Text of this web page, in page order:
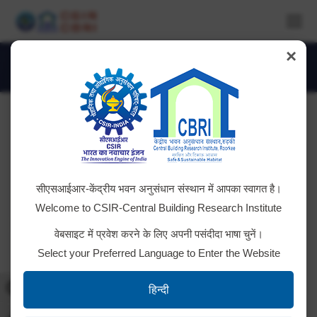
IMG_4358
You are here:
×
सीएसआईआर-केंद्रीय भवन अनुसंधान संस्थान में आपका स्वागत है।
Welcome to CSIR-Central Building Research Institute
वेबसाइट में प्रवेश करने के लिए अपनी पसंदीदा भाषा चुनें।
Select your Preferred Language to Enter the Website
हिन्दी